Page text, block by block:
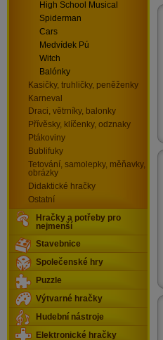
High School Musical
Spiderman
Cars
Medvídek Pú
Witch
Balónky
Kasičky, truhličky, peněženky
Karneval
Draci, větrníky, balonky
Přívěsky, klíčenky, odznaky
Ptákoviny
Bublifuky
Tetování, samolepky, měňavky,
obrázky
Didaktické hračky
Ostatní
Hračky a potřeby pro
nejmenší
Stavebnice
Společenské hry
Puzzle
Výtvarné hračky
Hudební nástroje
Elektronické hračky